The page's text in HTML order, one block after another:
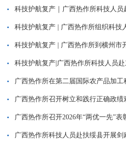
“联学共建聚合力 ‘办财’协调助科研”
科技护航复产｜广西热作所科技人员
台风灾后恢复生产技术指导
科技护航复产 | 广西热作所组织科技
风灾后复产技术指导
科技护航复产 | 广西热作所到横州市
灾后恢复生产技术指导
科技护航复产|广西热作所科技人员
灾后恢复生产技术指导
广西热作所在第二届国际农产品加工
告
广西热作所召开树立和践行正确政
课暨警示教育会
广西热作所召开2026年“两优一先”表
广西热作所科技人员赴扶绥县开展剑